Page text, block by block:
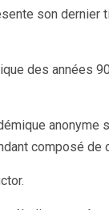
son dernier
des années
anonyme
composé de